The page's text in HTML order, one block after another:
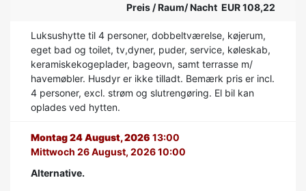
Preis / Raum/ Nacht EUR 108,22
Luksushytte til 4 personer, dobbeltværelse, køjerum,
eget bad og toilet, tv,dyner, puder, service, køleskab,
keramiskekogeplader, bageovn, samt terrasse m/
havemøbler. Husdyr er ikke tilladt. Bemærk pris er incl.
4 personer, excl. strøm og slutrengøring. El bil kan
oplades ved hytten.
Montag 24 August, 2026 13:00
Mittwoch 26 August, 2026 10:00
Alternative.